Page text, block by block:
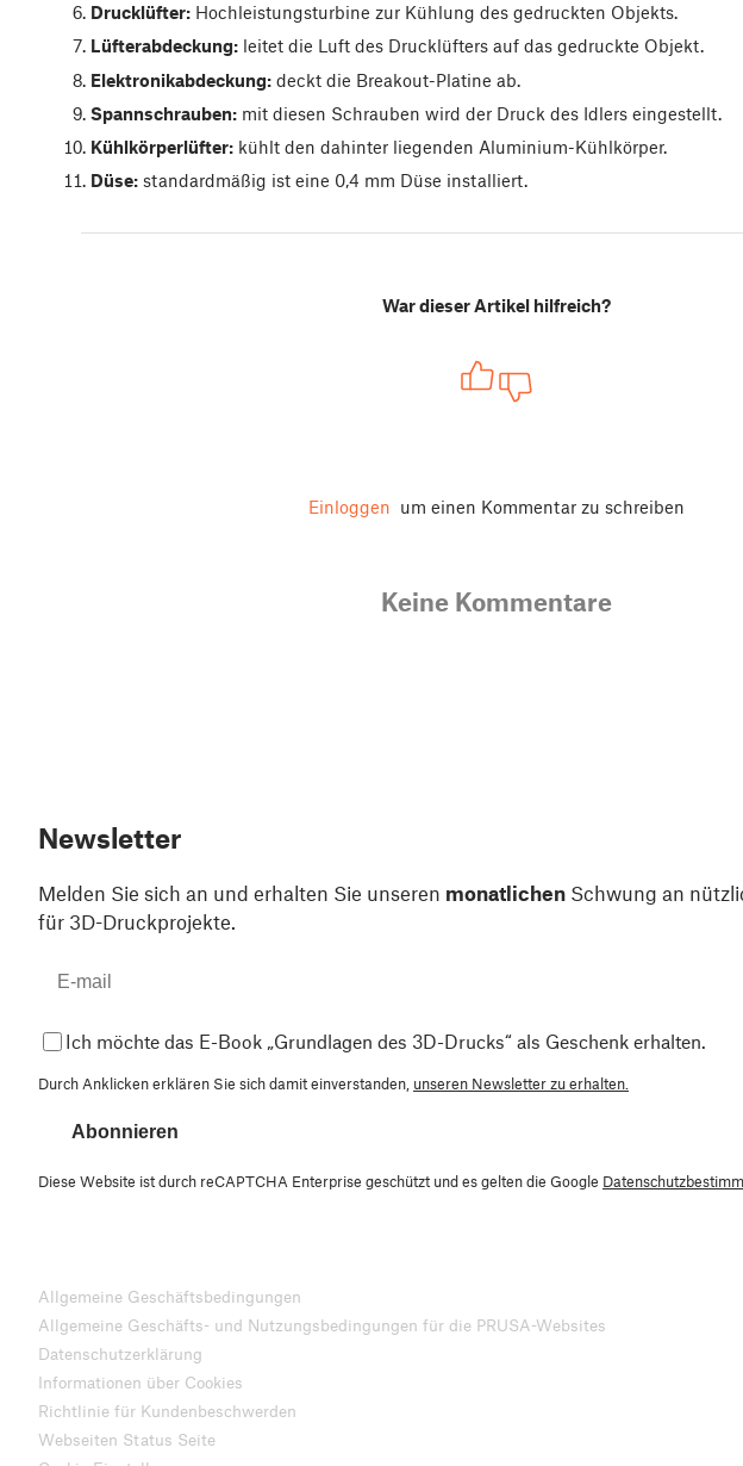
Drucklüfter:Hochleistungsturbine zur Kühlung des gedruckten Objekts.
Lüfterabdeckung:leitet die Luft des Drucklüfters auf das gedruckte Objekt.
Elektronikabdeckung:deckt die Breakout-Platine ab.
Spannschrauben:mit diesen Schrauben wird der Druck des Idlers eingestellt.
Kühlkörperlüfter:kühlt den dahinter liegenden Aluminium-Kühlkörper.
Düse:standardmäßig ist eine 0,4 mm Düse installiert.
War dieser Artikel hilfreich?
Einloggen um einen Kommentar zu schreiben
Keine Kommentare
Newsletter
Melden Sie sich an und erhalten Sie unseren monatlichen Schwung an
für 3D-Druckprojekte.
Ich möchte das E-Book „Grundlagen des 3D-Drucks“ als Geschenk erhalten.
Durch Anklicken erklären Sie sich damit einverstanden, unseren Newsletter zu erhalten.
Abonnieren
Diese Website ist durch reCAPTCHA Enterprise geschützt und es gelten die Google
Allgemeine Geschäftsbedingungen
Allgemeine Geschäfts- und Nutzungsbedingungen für die PRUSA-Websites
Datenschutzerklärung
Informationen über Cookies
Richtlinie für Kundenbeschwerden
Webseiten Status Seite